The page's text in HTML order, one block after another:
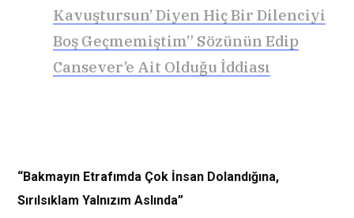
Kavuştursun’ Diyen Hiç Bir Dilenciyi
Boş Geçmemiştim” Sözünün Edip
Cansever’e Ait Olduğu İddiası
“Bakmayın Etrafımda Çok İnsan Dolandığına,
Sırılsıklam Yalnızım Aslında”